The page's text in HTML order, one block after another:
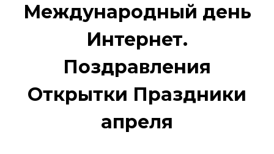
Международный день
Интернет.
Поздравления
Открытки Праздники
апреля